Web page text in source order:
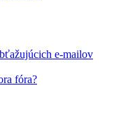
e-mailov
fóra?